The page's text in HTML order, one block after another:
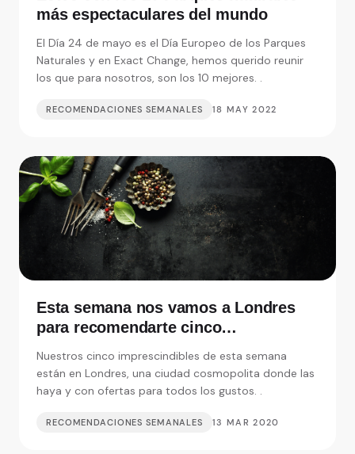
más espectaculares del mundo
El Día 24 de mayo es el Día Europeo de los Parques
Naturales y en Exact Change, hemos querido reunir
los que para nosotros, son los 10 mejores. .
RECOMENDACIONES SEMANALES 18 MAY 2022
Esta semana nos vamos a Londres
para recomendarte cinco
imprescindibles
Nuestros cinco imprescindibles de esta semana
están en Londres, una ciudad cosmopolita donde las
haya y con ofertas para todos los gustos. .
RECOMENDACIONES SEMANALES 13 MAR 2020